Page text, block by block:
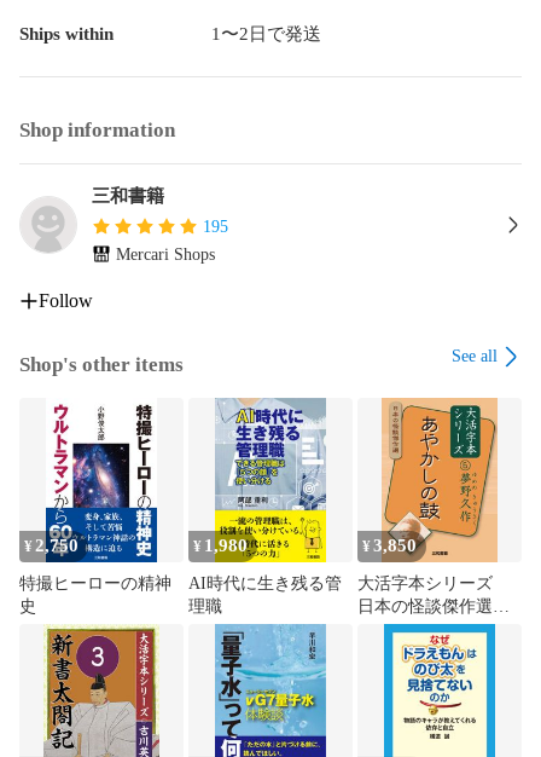
Ships within 1〜2日で発送
Shop information
三和書籍
195
Mercari Shops
Follow
Shop's other items See all
¥ 2,750
特撮ヒーローの精神
史
¥ 1,980
AI時代に生き残る管
理職
¥3,850
大活字本シリーズ
日本の怪談傑作選
⑥ 夢野久作 あや
かしの鼓